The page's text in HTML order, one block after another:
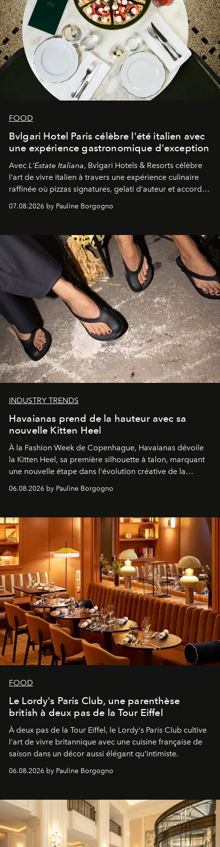
FOOD
Bvlgari Hotel Paris célèbre l'été italien avec
une expérience gastronomique d'exception
Avec L'Estate Italiana, Bvlgari Hotels & Resorts célèbre
l'art de vivre italien à travers une expérience culinaire
raffinée où pizzas signatures, gelati d'auteur et accords
07.08.2026 by Pauline Borgogno
INDUSTRY TRENDS
Havaianas prend de la hauteur avec sa
nouvelle Kitten Heel
À la Fashion Week de Copenhague, Havaianas dévoile
la Kitten Heel, sa première silhouette à talon, marquant
une nouvelle étape dans l'évolution créative de la
06.08.2026 by Pauline Borgogno
FOOD
Le Lordy's Paris Club, une parenthèse
british à deux pas de la Tour Eiffel
À deux pas de la Tour Eiffel, le Lordy's Paris Club cultive
l'art de vivre britannique avec une cuisine française de
saison dans un décor aussi élégant qu'intimiste.
06.08.2026 by Pauline Borgogno